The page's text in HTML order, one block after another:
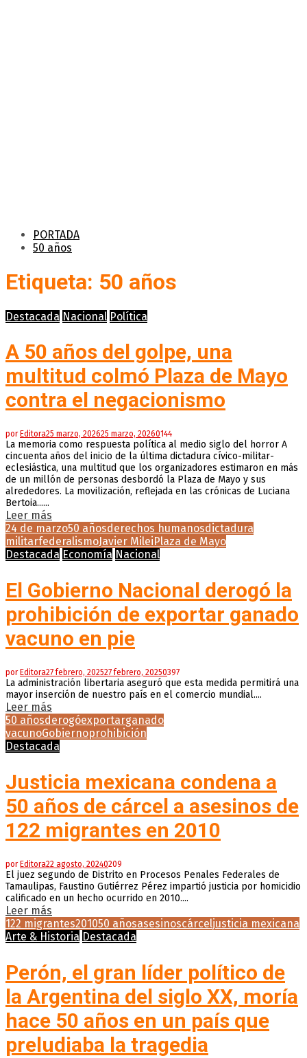
PORTADA
50 años
Etiqueta: 50 años
Destacada Nacional Política
A 50 años del golpe, una
multitud colmó Plaza de Mayo
contra el negacionismo
por Editora25 marzo, 202625 marzo, 20260144
La memoria como respuesta política al medio siglo del horror A
cincuenta años del inicio de la última dictadura cívico-militar-
eclesiástica, una multitud que los organizadores estimaron en más
de un millón de personas desbordó la Plaza de Mayo y sus
alrededores. La movilización, reflejada en las crónicas de Luciana
Bertoia......
Leer más
24 de marzo50 añosderechos humanosdictadura
militarfederalismoJavier Milei Plaza de Mayo
Destacada Economía Nacional
El Gobierno Nacional derogó la
prohibición de exportar ganado
vacuno en pie
por Editora27 febrero, 202527 febrero, 20250397
La administración libertaria aseguró que esta medida permitirá una
mayor inserción de nuestro país en el comercio mundial....
Leer más
50 añosderogóexportarganado
vacunoGobiernoprohibición
Destacada
Justicia mexicana condena a
50 años de cárcel a asesinos de
122 migrantes en 2010
porEditora22 agosto, 20240209
El juez segundo de Distrito en Procesos Penales Federales de
Tamaulipas, Faustino Gutiérrez Pérez impartió justicia por homicidio
calificado en un hecho ocurrido en 2010....
Leer más
122 migrantes201050 añosasesinoscárceljusticia mexicana
Arte & Historia Destacada
Perón, el gran líder político de
la Argentina del siglo XX, moría
hace 50 años en un país que
preludiaba la tragedia